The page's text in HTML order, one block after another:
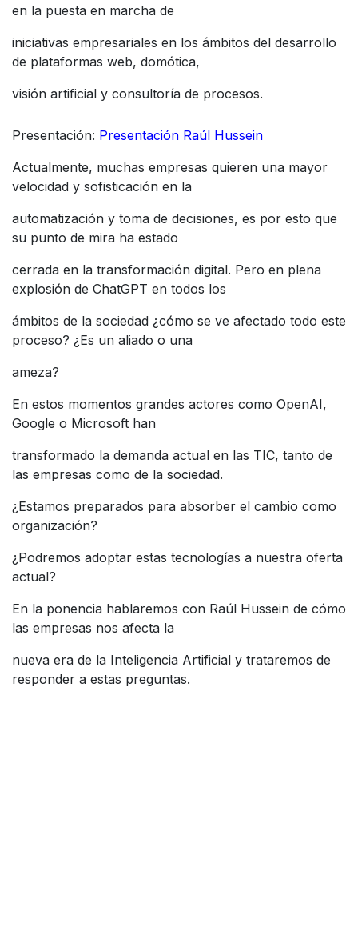
en la puesta en marcha de
iniciativas empresariales en los ámbitos del desarrollo
de plataformas web, domótica,
visión artificial y consultoría de procesos.
Presentación: Presentación Raúl Hussein
Actualmente, muchas empresas quieren una mayor
velocidad y sofisticación en la
automatización y toma de decisiones, es por esto que
su punto de mira ha estado
cerrada en la transformación digital. Pero en plena
explosión de ChatGPT en todos los
ámbitos de la sociedad ¿cómo se ve afectado todo este
proceso? ¿Es un aliado o una
ameza?
En estos momentos grandes actores como OpenAI,
Google o Microsoft han
transformado la demanda actual en las TIC, tanto de
las empresas como de la sociedad.
¿Estamos preparados para absorber el cambio como
organización?
¿Podremos adoptar estas tecnologías a nuestra oferta
actual?
En la ponencia hablaremos con Raúl Hussein de cómo
las empresas nos afecta la
nueva era de la Inteligencia Artificial y trataremos de
responder a estas preguntas.